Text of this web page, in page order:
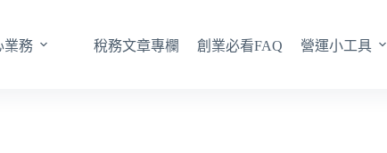
業務 稅務文章專欄 創業必看FAQ 營運小工具